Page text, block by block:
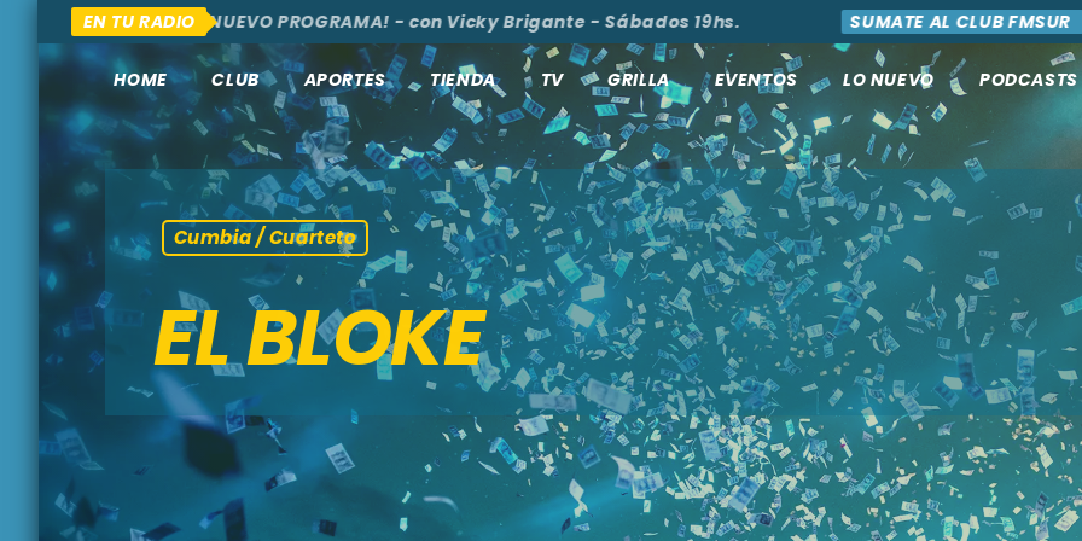
EN TU RADIO
AQUÍ Y ALLÁ ¡NUEVO PROGRAMA! - con Vicky Brigante - Sábados 19hs. SUMATE AL CLUB FMSUR
HOME CLUB APORTES TIENDA TV GRILLA EVENTOS LO NUEVO PODCASTS
Cumbia / Cuarteto
EL BLOKE